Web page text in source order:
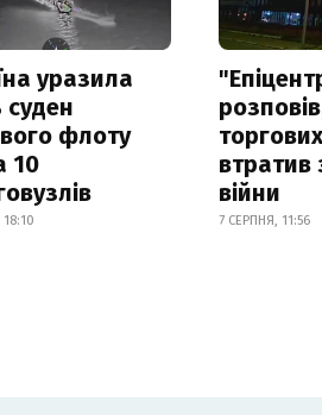
уразила
суден
флоту
10
втратив
війни
7 СЕРПНЯ, 11:56